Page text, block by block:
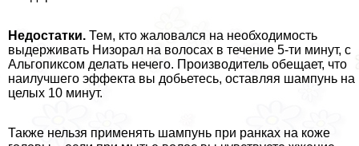
Недостатки. Тем, кто жаловался на необходимость
выдерживать Низорал на волосах в течение 5-ти минут, с
Альгопиксом делать нечего. Производитель обещает, что
наилучшего эффекта вы добьетесь, оставляя шампунь на
целых 10 минут.
Также нельзя применять шампунь при ранках на коже